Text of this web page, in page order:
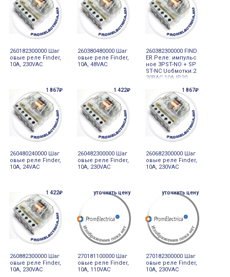
260182300000 Шаг
овые реле Finder,
10А, 230VAC
260380480000 Шаг
овые реле Finder,
10А, 48VAC
260382300000 FIND
ER Реле: импульс
ное 3PST-NO + SP
ST-NC Uобмотки:2
30ВAC 10А IP20
1 867₽
260480240000 Шаг
овые реле Finder,
10А, 24VAC
1 422₽
260482300000 Шаг
овые реле Finder,
10А, 230VAC
1 867₽
260682300000 Шаг
овые реле Finder,
10А, 230VAC
1 422₽
260882300000 Шаг
овые реле Finder,
10А, 230VAC
уточнить цену
270181100000 Шаг
овые реле Finder,
10А, 110VAC
уточнить цену
270182300000 Шаг
овые реле Finder,
10А, 230VAC